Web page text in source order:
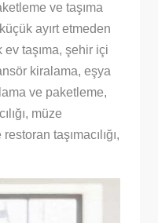
ve taşıma
ayırt etmeden
taşıma, şehir içi
kiralama, eşya
ve paketleme,
müze
taşımacılığı,